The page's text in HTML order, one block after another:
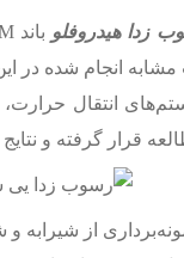
زدا هیدروفلو
مشابه انجام
انتقال حرارت،
قرار گرفته و نتایج
از